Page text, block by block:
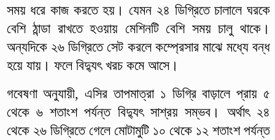
সময় ধরে কাজ করতে হয়। যেমন ২৪ ডিগ্রিতে চালালে ঘরকে
বেশি ঠান্ডা রাখতে হওয়ায় মেশিনটি বেশি সময় চালু থাকে।
অন্যদিকে ২৬ ডিগ্রিতে সেট করলে কম্প্রেসার মাঝে মধ্যে বন্ধ
হয়ে যায়। ফলে বিদ্যুৎ খরচ কমে আসে।
গবেষণা অনুযায়ী, এসির তাপমাত্রা ১ ডিগ্রি বাড়ালে প্রায় ৫
থেকে ৬ শতাংশ পর্যন্ত বিদ্যুৎ সাশ্রয় সম্ভব। অর্থাৎ ২৪
থেকে ২৬ ডিগ্রিতে গেলে মোটামুটি ১০ থেকে ১২ শতাংশ পর্যন্ত